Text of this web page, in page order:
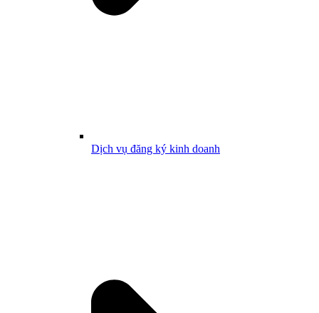
Dịch vụ đăng ký kinh doanh